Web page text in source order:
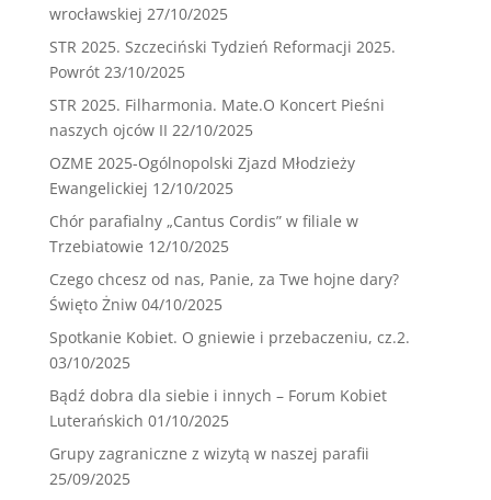
wrocławskiej 27/10/2025
STR 2025. Szczeciński Tydzień Reformacji 2025.
Powrót 23/10/2025
STR 2025. Filharmonia. Mate.O Koncert Pieśni
naszych ojców II 22/10/2025
OZME 2025-Ogólnopolski Zjazd Młodzieży
Ewangelickiej 12/10/2025
Chór parafialny „Cantus Cordis” w filiale w
Trzebiatowie 12/10/2025
Czego chcesz od nas, Panie, za Twe hojne dary?
Święto Żniw 04/10/2025
Spotkanie Kobiet. O gniewie i przebaczeniu, cz.2.
03/10/2025
Bądź dobra dla siebie i innych – Forum Kobiet
Luterańskich 01/10/2025
Grupy zagraniczne z wizytą w naszej parafii
25/09/2025